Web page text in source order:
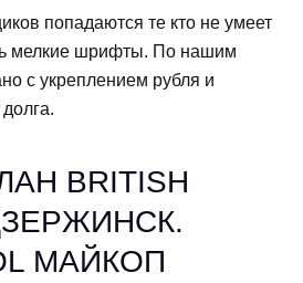
попадаются те кто не умеет
мелкие шрифты. По нашим
с укреплением рубля и
BRITISH
МАЙКОП